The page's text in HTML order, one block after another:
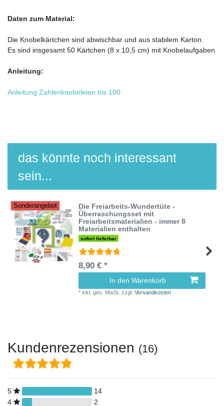
Daten zum Material:
Die Knobelkärtchen sind abwischbar und aus stabilem Karton.
Es sind insgesamt 50 Kärtchen (8 x 10,5 cm) mit Knobelaufgaben
Anleitung:
Anleitung Zahlenknobeleien bis 100
das könnte noch interessant
sein...
Sonderangebot
Die Freiarbeits-Wundertüte -
Überraschungsset mit
Freiarbeitsmaterialien - immer 8
Materialien enthalten
sofort lieferbar
8,90 € *
In den Warenkorb
*inkl. ges. MwSt. zzgl.Versandkosten
Kundenrezensionen (16)
5
14
4
2